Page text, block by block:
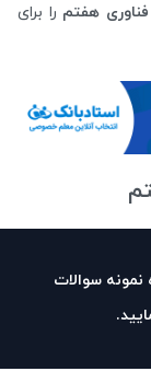
هفتم را برای
سوالات